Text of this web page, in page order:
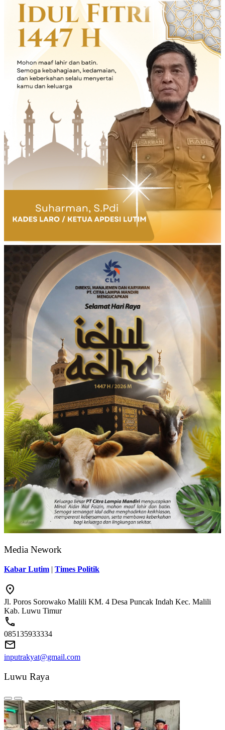
Media Nework
Kabar Lutim | Times Politik
Jl. Poros Sorowako Malili KM. 4 Desa Puncak Indah Kec. Malili
Kab. Luwu Timur
085135933334
inputrakyat@gmail.com
Luwu Raya